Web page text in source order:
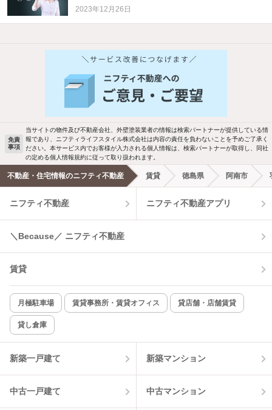
2023年12月26日
免責
事項
当サイトの物件及び不動産会社、外壁塗装業者の情報は検索パートナーが提供している情
報であり、ニフティライフスタイル株式会社は内容の責任を負わないことを予めご了承く
ださい。本サービス内でお客様が入力される個人情報は、検索パートナーが取得し、同社
の定める個人情報規約に従って取り扱われます。
不動産・住宅情報のニフティ不動産 賃貸 徳島県 阿南市
ニフティ不動産 ニフティ不動産アプリ
＼Because／ ニフティ不動産
賃貸
月極駐車場 賃貸事務所・賃貸オフィス 貸店舗・店舗賃貸
貸し倉庫
新築一戸建て 新築マンション
中古一戸建て 中古マンション